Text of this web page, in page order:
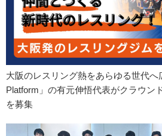
大阪のレスリング熱をあらゆる世代
Platform」の有元伸悟代表がクラウン
を募集